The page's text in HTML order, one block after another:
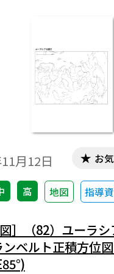
月12日
高 地図 指導
お
図］（82）ユーラ
ンベルト正積方位